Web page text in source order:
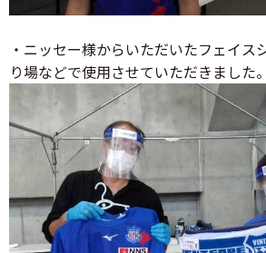
・ニッセー様からいただいたフェイス
り場などで使用させていただきました。